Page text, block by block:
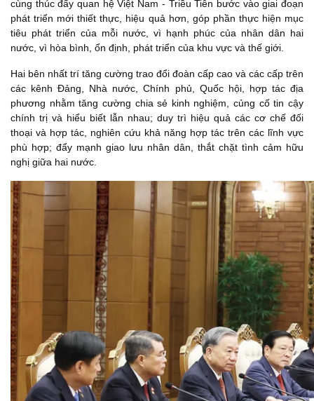
cùng thúc đẩy quan hệ Việt Nam - Triều Tiên bước vào giai đoạn
phát triển mới thiết thực, hiệu quả hơn, góp phần thực hiện mục
tiêu phát triển của mỗi nước, vì hạnh phúc của nhân dân hai
nước, vì hòa bình, ổn định, phát triển của khu vực và thế giới.
Hai bên nhất trí tăng cường trao đổi đoàn cấp cao và các cấp trên
các kênh Đảng, Nhà nước, Chính phủ, Quốc hội, hợp tác địa
phương nhằm tăng cường chia sẻ kinh nghiệm, củng cố tin cậy
chính trị và hiểu biết lẫn nhau; duy trì hiệu quả các cơ chế đối
thoại và hợp tác, nghiên cứu khả năng hợp tác trên các lĩnh vực
phù hợp; đẩy mạnh giao lưu nhân dân, thắt chặt tình cảm hữu
nghị giữa hai nước.